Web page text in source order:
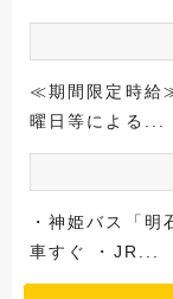
≪期間限定時給
曜日等による...
・神姫バス「
車すぐ ・JR...